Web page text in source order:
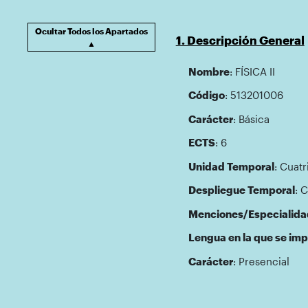
Ocultar Todos los Apartados
▲
1. Descripción General
Nombre: FÍSICA II
Código: 513201006
Carácter: Básica
ECTS: 6
Unidad Temporal:
Despliegue Temporal:
Menciones/
Lengua en la que se
Carácter: Presencial